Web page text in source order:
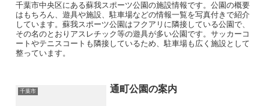
千葉市中央区にある蘇我スポーツ公園の施設情報です。公園の概要
はもちろん、遊具や施設、駐車場などの情報一覧を写真付きで紹介
しています。蘇我スポーツ公園はフクアリに隣接している公園で、
その名のとおりアスレチック等の遊具が多い公園です。サッカーコ
ートやテニスコートも隣接しているため、駐車場も広く施設として
整っています。
千葉市 通町公園の案内